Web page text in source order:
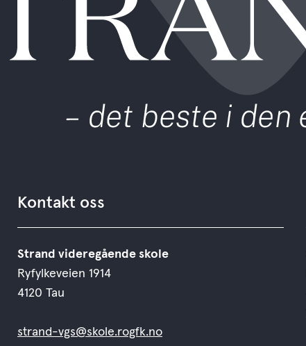
Kontakt oss
Strand videregående skole
Ryfylkeveien 1914
4120 Tau
strand-vgs@skole.rogfk.no